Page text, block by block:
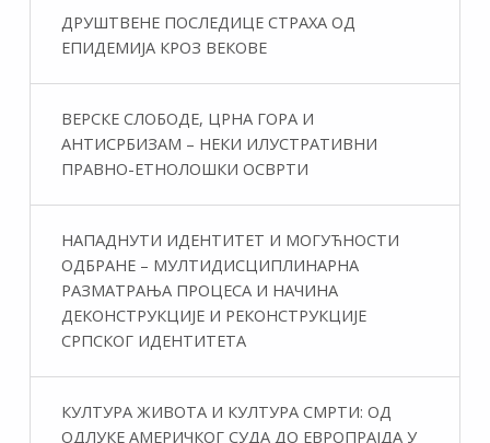
ДРУШТВЕНЕ ПОСЛЕДИЦЕ СТРАХА ОД
ЕПИДЕМИЈА КРОЗ ВЕКОВЕ
ВЕРСКЕ СЛОБОДЕ, ЦРНА ГОРА И
АНТИСРБИЗАМ – НЕКИ ИЛУСТРАТИВНИ
ПРАВНО-ЕТНОЛОШКИ ОСВРТИ
НАПАДНУТИ ИДЕНТИТЕТ И МОГУЋНОСТИ
ОДБРАНЕ – МУЛТИДИСЦИПЛИНАРНА
РАЗМАТРАЊА ПРОЦЕСА И НАЧИНА
ДЕКОНСТРУКЦИЈЕ И РЕКОНСТРУКЦИЈЕ
СРПСКОГ ИДЕНТИТЕТА
КУЛТУРА ЖИВОТА И КУЛТУРА СМРТИ: ОД
ОДЛУКЕ АМЕРИЧКОГ СУДА ДО ЕВРОПРАЈДА У